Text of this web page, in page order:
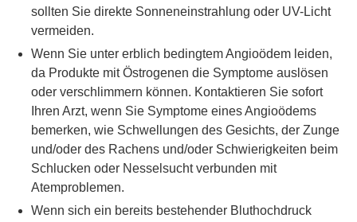
sollten Sie direkte Sonneneinstrahlung oder UV-Licht
vermeiden.
Wenn Sie unter erblich bedingtem Angioödem leiden,
da Produkte mit Östrogenen die Symptome auslösen
oder verschlimmern können. Kontaktieren Sie sofort
Ihren Arzt, wenn Sie Symptome eines Angioödems
bemerken, wie Schwellungen des Gesichts, der Zunge
und/oder des Rachens und/oder Schwierigkeiten beim
Schlucken oder Nesselsucht verbunden mit
Atemproblemen.
Wenn sich ein bereits bestehender Bluthochdruck